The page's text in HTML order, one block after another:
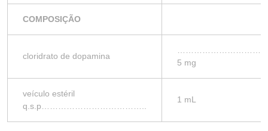
COMPOSIÇÃO
cloridrato de dopamina
5 mg
veículo estéril
q.s.p………………………………..
1 mL